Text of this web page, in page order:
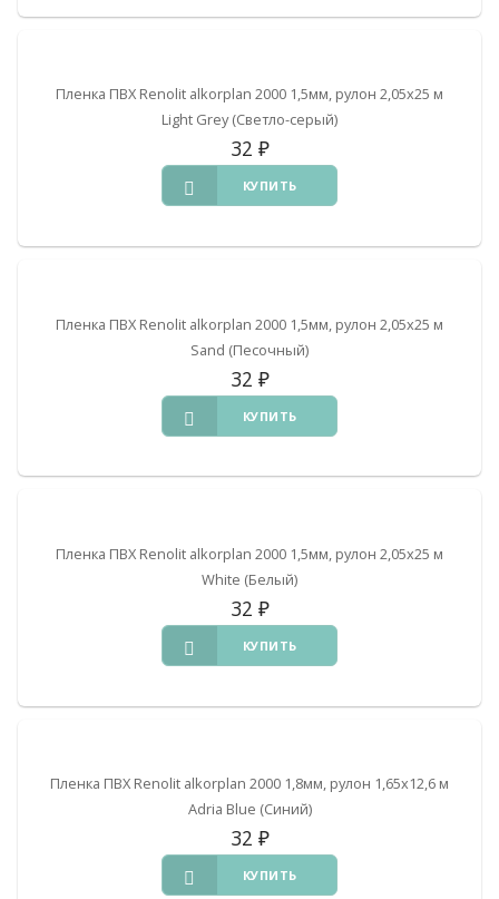
Пленка ПВХ Renolit alkorplan 2000 1,5мм, рулон 2,05х25 м
Light Grey (Светло-серый)
32 ₽
КУПИТЬ
Пленка ПВХ Renolit alkorplan 2000 1,5мм, рулон 2,05х25 м
Sand (Песочный)
32 ₽
КУПИТЬ
Пленка ПВХ Renolit alkorplan 2000 1,5мм, рулон 2,05х25 м
White (Белый)
32 ₽
КУПИТЬ
Пленка ПВХ Renolit alkorplan 2000 1,8мм, рулон 1,65х12,6 м
Adria Blue (Синий)
32 ₽
КУПИТЬ